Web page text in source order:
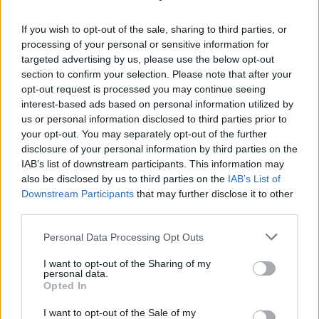
If you wish to opt-out of the sale, sharing to third parties, or
processing of your personal or sensitive information for
targeted advertising by us, please use the below opt-out
section to confirm your selection. Please note that after your
opt-out request is processed you may continue seeing
interest-based ads based on personal information utilized by
us or personal information disclosed to third parties prior to
your opt-out. You may separately opt-out of the further
disclosure of your personal information by third parties on the
IAB’s list of downstream participants. This information may
also be disclosed by us to third parties on the IAB’s List of
Downstream Participants that may further disclose it to other
Please note that this website/app uses one or more Google
not limited to your visit or usage behaviour. You may click to
grant or deny consent to Google and its third-party tags to
use your data for below specified purposes in below Google
consent section.
Personal Data Processing Opt Outs
I want to opt-out of the Sharing of my
personal data.
Opted In
I want to opt-out of the Sale of my
Bernstein bis hin zu tiefem Goldbraun, bilden ein
eindrucksvolles visuelles Mosaik, das einen
schönen Kontrast zu dem dunklen, verrottenden
Holz darunter bildet. Einige Pilze haben glatte,
makellose Hüte, die im gefilterten Licht schwach
schimmern, während andere gesprenkelte Muster
und Strukturen aufweisen, die ihre
unterschiedlichen Wachstums- und Reifestadien
andeuten. Der Waldboden um den Baumstamm ist
mit breiten Blättern, Zweigen und kleinen
Moosflecken bedeckt, was den vielschichtigen
Eindruck organischer Fülle verstärkt, der diese
Szenerie ausmacht.
Im Vordergrund ist eine menschliche Hand zu
sehen, die vorsichtig nach der Pilzgruppe greift. Die
Geste zeugt von Sorgfalt und Präzision und zeugt
nicht nur von Interesse an der Ernte, sondern auch
von tiefem Respekt für das fragile Ökosystem, das